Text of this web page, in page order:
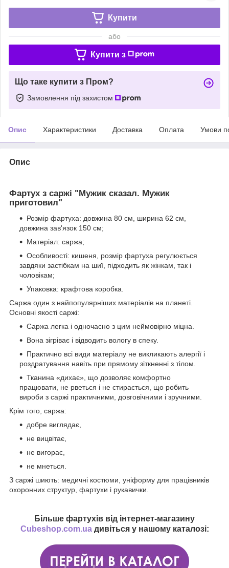
Купити
або
Купити з
Що таке купити з Пром?
Замовлення під захистом
Опис Характеристики Доставка Оплата Умови
Опис
Фартух з саржі "Мужик сказал. Мужик
приготовил"
Розмір фартуха: довжина 80 см, ширина 62 см,
довжина зав'язок 150 см;
Матеріал: саржа;
Особливості: кишеня, розмір фартуха регулюється
завдяки застібкам на шиї, підходить як жінкам, так і
чоловікам;
Упаковка: крафтова коробка.
Саржа один з найпопулярніших матеріалів на планеті.
Основні якості саржі:
Саржа легка і одночасно з цим неймовірно міцна.
Вона зігріває і відводить вологу в спеку.
Практично всі види матеріалу не викликають алергії і
роздратування навіть при прямому зіткненні з тілом.
Тканина «дихає», що дозволяє комфортно
працювати, не рветься і не стирається, що робить
вироби з саржі практичними, довговічними і зручними.
Крім того, саржа:
добре виглядає,
не вицвітає,
не вигорає,
не мнеться.
З саржі шиють: медичні костюми, уніформу для працівників
охоронних структур, фартухи і рукавички.
Більше фартухів від інтернет-магазину
Cubeshop.com.uaдивіться у нашому каталозі: